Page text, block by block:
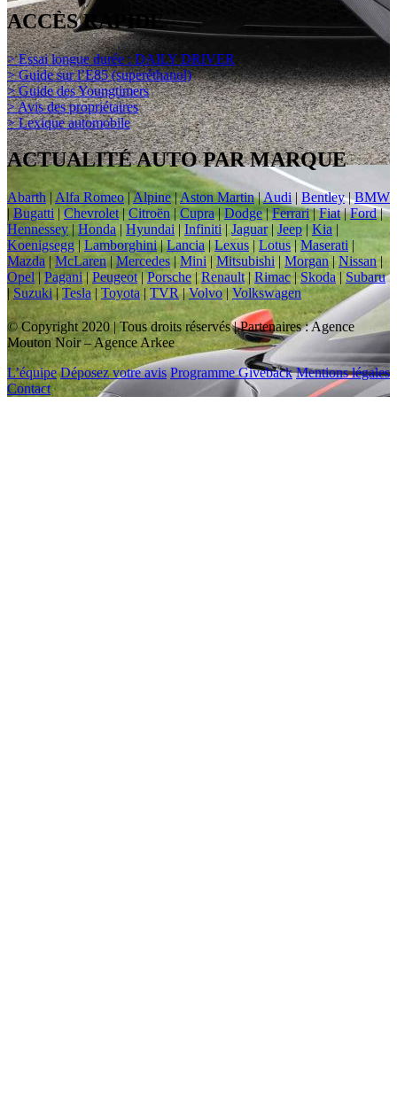
ACCÈS RAPIDE
> Essai longue durée : DAILY DRIVER
> Guide sur l’E85 (superéthanol)
> Guide des Youngtimers
> Avis des propriétaires
> Lexique automobile
ACTUALITÉ AUTO PAR MARQUE
Abarth | Alfa Romeo|Alpine|Aston Martin|Audi | Bentley|BMW
| Bugatti|Chevrolet|Citroën |Cupra | Dodge|Ferrari|Fiat|Ford|
Hennessey| Honda| Hyundai |Infiniti | Jaguar| Jeep|Kia |
Koenigsegg|Lamborghini|Lancia|Lexus | Lotus| Maserati |
Mazda |McLaren|Mercedes | Mini | Mitsubishi | Morgan|Nissan|
Opel | Pagani|Peugeot|Porsche | Renault| Rimac|Skoda | Subaru
| Suzuki|Tesla| Toyota | TVR|Volvo|Volkswagen
© Copyright 2020 | Tous droits réservés | Partenaires : Agence
Mouton Noir – Agence Arkee
L’équipe Déposez votre avis Programme Giveback Mentions légales
Contact